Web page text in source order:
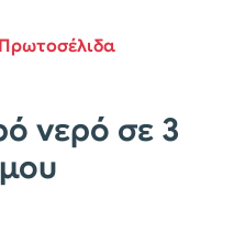
Πρωτοσέλιδα
νερό σε 3